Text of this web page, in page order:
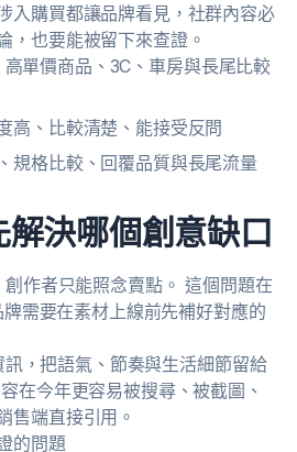
入購買都讓品牌看見，社群內容必
，也要能被留下來查證。
單價商品、3C、車房與長尾比較
高、比較清楚、能接受反問
規格比較、回覆品質與長尾流量
決哪個創意缺口
作者只能照念賣點。 這個問題在
需要在素材上線前先補好對應的
，把語氣、節奏與生活細節留給
在今年更容易被搜尋、被截圖、
售端直接引用。
的問題